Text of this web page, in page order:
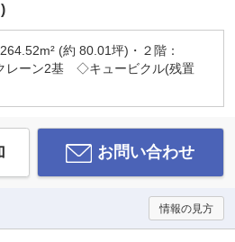
(約 80.01坪)・２階：
ーン2基 ◇キュービクル(残置
お問い合わせ
情報の見方